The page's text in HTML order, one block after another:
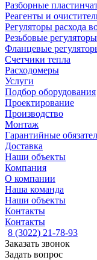
Разборные
Реагенты и
Регуляторы расхода
Резьбовые
Фланцевые
Счетчики тепла
Расходомеры
Услуги
Подбор оборудования
Проектирование
Производство
Монтаж
Гарантийные
Доставка
Наши объекты
Компания
О компании
Наша команда
Наши объекты
Контакты
Контакты
8 (3022) 21-78-93
Заказать звонок
Задать вопрос